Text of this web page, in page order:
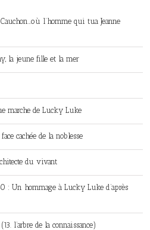
l’homme qui tua Jeanne
la jeune fille et la mer
marche de Lucky Luke
cachée de la noblesse
du vivant
: Un hommage à Lucky Luke d’après
l’arbre de la connaissance)